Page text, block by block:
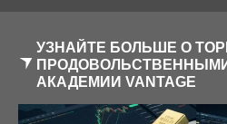
УЗНАЙТЕ БОЛЬШЕ О
АКАДЕМИИ VANTAGE